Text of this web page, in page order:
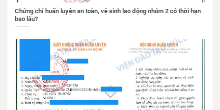
Chứng chỉ huấn luyện an toàn, vệ sinh lao động nhóm 2 có thời hạn
bao lâu?